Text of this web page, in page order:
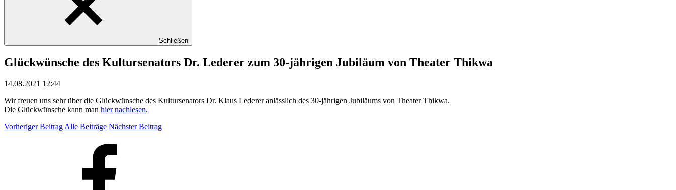
Schließen
Glückwünsche des Kultursenators Dr. Lederer zum 30-jährigen Jubiläum von Theater Thikwa
14.08.2021 12:44
Wir freuen uns sehr über die Glückwünsche des Kultursenators Dr. Klaus Lederer anlässlich des 30-jährigen Jubiläums von Theater Thikwa.
Die Glückwünsche kann man hier nachlesen.
Vorheriger Beitrag Alle Beiträge Nächster Beitrag